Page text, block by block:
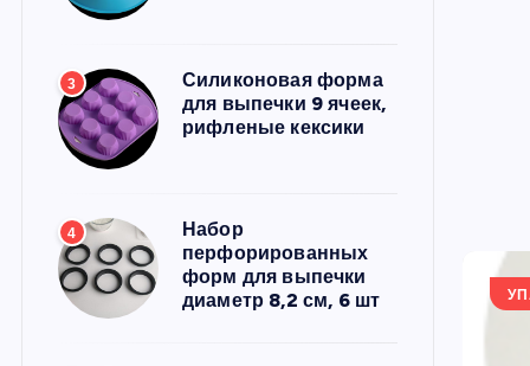
3
Силиконовая форма
для выпечки 9 ячеек,
рифленые кексики
4
Набор
перфорированных
форм для выпечки
диаметр 8,2 см, 6 шт